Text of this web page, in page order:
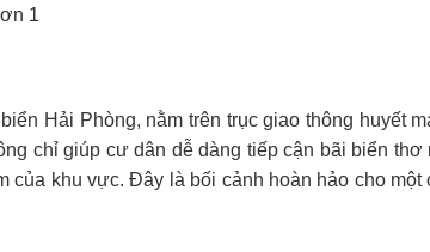
Hải Phòng, nằm trên trục giao thông huyết
chỉ giúp cư dân dễ dàng tiếp cận bãi biển
của khu vực. Đây là bối cảnh hoàn hảo cho